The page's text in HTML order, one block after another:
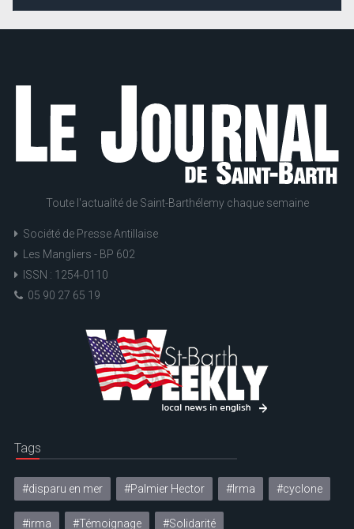
Toute l'actualité de Saint-Barthélemy chaque semaine
Société de Presse Antillaise
Les Mangliers - BP 602
ISSN : 1254-0110
05 90 27 65 19
Tags
#disparu en mer #Palmier Hector #Irma #cyclone
#irma #Témoignage #Solidarité